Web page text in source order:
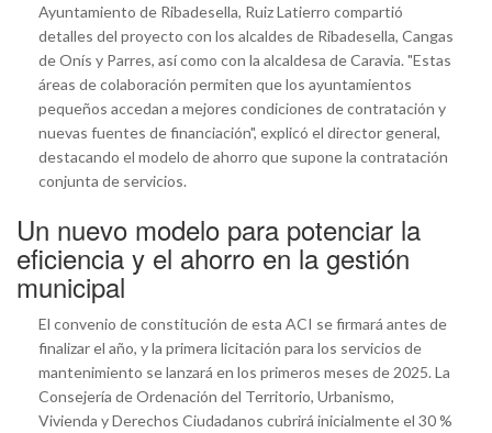
Ayuntamiento de Ribadesella, Ruiz Latierro compartió
detalles del proyecto con los alcaldes de Ribadesella, Cangas
de Onís y Parres, así como con la alcaldesa de Caravia. "Estas
áreas de colaboración permiten que los ayuntamientos
pequeños accedan a mejores condiciones de contratación y
nuevas fuentes de financiación", explicó el director general,
destacando el modelo de ahorro que supone la contratación
conjunta de servicios.
Un nuevo modelo para potenciar la
eficiencia y el ahorro en la gestión
municipal
El convenio de constitución de esta ACI se firmará antes de
finalizar el año, y la primera licitación para los servicios de
mantenimiento se lanzará en los primeros meses de 2025. La
Consejería de Ordenación del Territorio, Urbanismo,
Vivienda y Derechos Ciudadanos cubrirá inicialmente el 30 %